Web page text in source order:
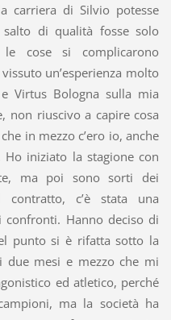
carriera di Silvio potesse
di qualità fosse solo
cose si complicarono
un’esperienza molto
Virtus Bologna sulla mia
non riuscivo a capire cosa
in mezzo c’ero io, anche
iniziato la stagione con
ma poi sono sorti dei
c’è stata una
confronti. Hanno deciso di
punto si è rifatta sotto la
due mesi e mezzo che mi
ed atletico, perché
ma la società ha